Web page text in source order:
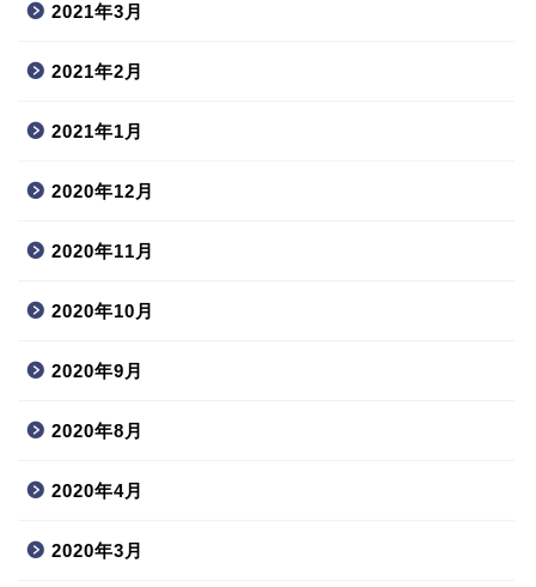
2021年3月
2021年2月
2021年1月
2020年12月
2020年11月
2020年10月
2020年9月
2020年8月
2020年4月
2020年3月